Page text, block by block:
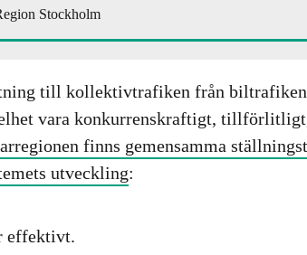
Stockholm
till kollektivtrafiken från biltrafiken
vara konkurrenskraftigt,
finns gemensamma
utveckling:
effektivt.